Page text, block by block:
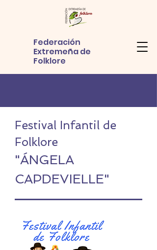
Federación
Extremeña de
Folklore
Festival Infantil de
Folklore
"ÁNGELA
CAPDEVIELLE"